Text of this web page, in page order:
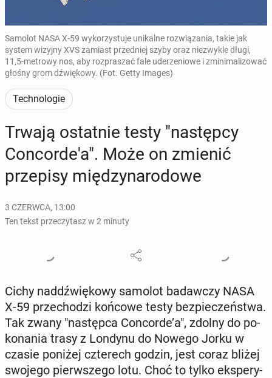
Samolot NASA X-59 wykorzystuje unikalne rozwiązania, takie jak
system wizyjny XVS zamiast przedniej szyby oraz niezwykle długi,
11,5-metrowy nos, aby rozpraszać fale uderzeniowe i zminimalizować
głośny grom dźwiękowy. (Fot. Getty Images)
Technologie
Trwają ostat­nie testy "na­stęp­cy
Con­cor­de­'a". Może on zmienić
prze­pi­sy mię­dzy­na­ro­do­we
3 CZERWCA, 13:00
Ten tekst przeczytasz w 2 minuty
Cichy nad­dźwię­ko­wy samolot ba­daw­czy NASA
X-59 prze­cho­dzi końcowe testy bez­pie­czeń­stwa.
Tak zwany "na­stęp­ca Con­cor­de’a", zdolny do po­
ko­na­nia trasy z Londynu do Nowego Jorku w
czasie poniżej czte­rech godzin, jest coraz bliżej
swojego pierw­sze­go lotu. Choć to tylko eks­pe­ry­